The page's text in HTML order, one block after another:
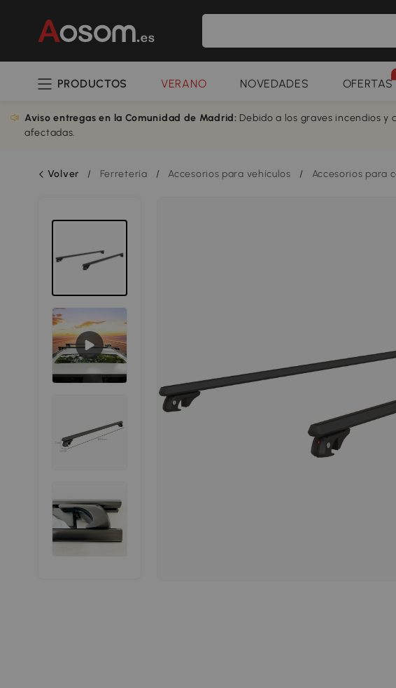
PRODUCTOS VERANO NOVEDADES OFERTAS
Aviso entregas en la Comunidad de Madrid: Debido a los graves incendios
afectadas.
Volver / Ferretería / Accesorios para vehículos / Accesorios para